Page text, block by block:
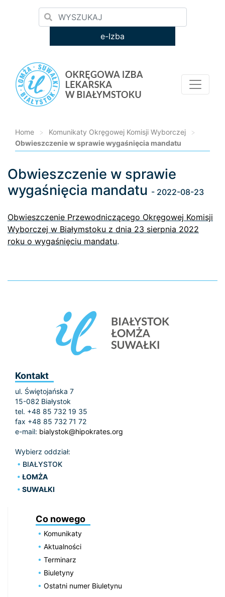
e-Izba
Home > Komunikaty Okręgowej Komisji Wyborczej
>
Obwieszczenie w sprawie wygaśnięcia mandatu
Loading...
Obwieszczenie w sprawie
wygaśnięcia mandatu - 2022-08-23
Obwieszczenie Przewodniczącego Okręgowej Komisji
Wyborczej w Białymstoku z dnia 23 sierpnia 2022
roku o wygaśnięciu mandatu.
Kontakt
ul. Świętojańska 7
15-082 Białystok
tel. +48 85 732 19 35
fax +48 85 732 71 72
e-mail: bialystok@hipokrates.org
Wybierz oddział:
BIAŁYSTOK
ŁOMŻA
SUWAŁKI
Co nowego
Komunikaty
Aktualności
Terminarz
Biuletyny
Ostatni numer Biuletynu